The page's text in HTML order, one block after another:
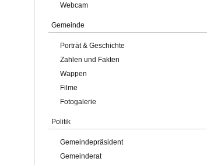
Webcam
Gemeinde
Porträt & Geschichte
Zahlen und Fakten
Wappen
Filme
Fotogalerie
Politik
Gemeindepräsident
Gemeinderat